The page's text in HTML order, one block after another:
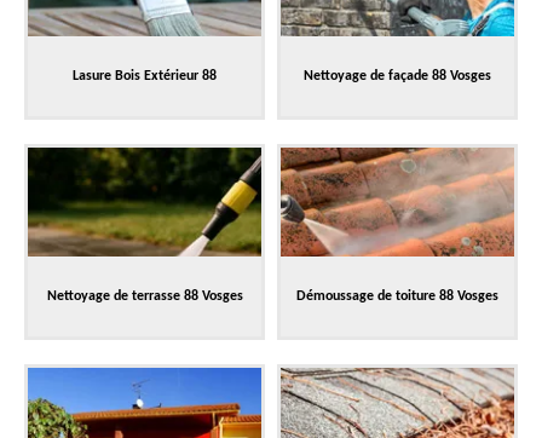
Lasure Bois Extérieur 88 Nettoyage de façade 88 Vosges
Nettoyage de terrasse 88 Vosges Démoussage de toiture 88 Vosges